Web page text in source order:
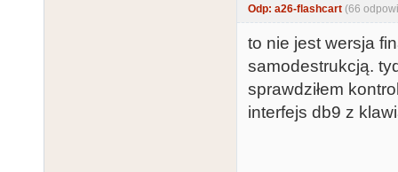
Odp: a26-flashcart (66
to nie jest wersja
samodestrukcją.
sprawdziłem
interfejs db9 z